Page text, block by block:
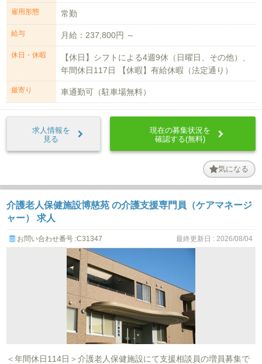
雇用形態 常勤
給与 月給：237,800円 ～
休日・休暇
【休日】シフトによる4週9休（日曜日、その他）、
年間休日117日 【休暇】有給休暇（法定通り）
最寄り 車通勤可（駐車場無料）
求人情報を
見る
現在の募集状況を
確認する(無料)
気になる
介護老人保健施設博慈苑 の介護支援専門員（ケアマネージ
ャー） 求人
お問い合わせ番号 :C31347 最終更新日 : 2026/08/04
＜年間休日114日＞介護老人保健施設にて支援相談員の増員募集で